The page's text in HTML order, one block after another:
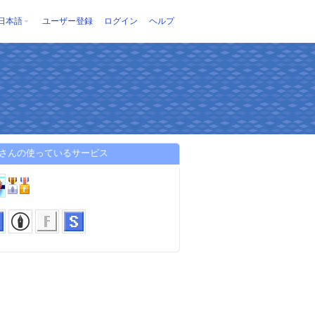
本語 ユーザー登録 ログイン ヘルプ
んの使っているサービス